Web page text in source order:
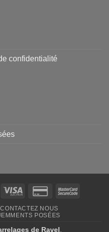
confidentialité
Visa
Credit
2
CONTACTEZ NOUS
POSÉES
de Ravel